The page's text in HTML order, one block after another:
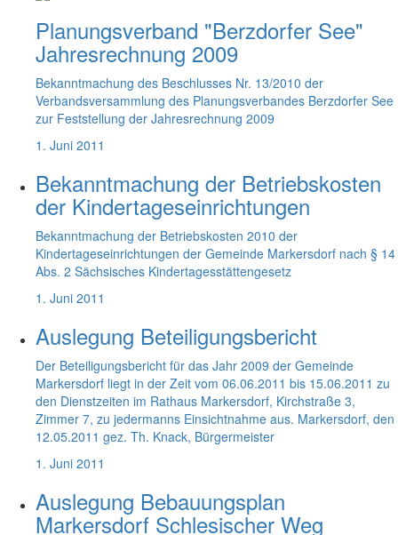
Planungsverband "Berzdorfer See"
Jahresrechnung 2009
Bekanntmachung des Beschlusses Nr. 13/2010 der
Verbandsversammlung des Planungsverbandes Berzdorfer See
zur Feststellung der Jahresrechnung 2009
1. Juni 2011
Bekanntmachung der Betriebskosten
der Kindertageseinrichtungen
Bekanntmachung der Betriebskosten 2010 der
Kindertageseinrichtungen der Gemeinde Markersdorf nach § 14
Abs. 2 Sächsisches Kindertagesstättengesetz
1. Juni 2011
Auslegung Beteiligungsbericht
Der Beteiligungsbericht für das Jahr 2009 der Gemeinde
Markersdorf liegt in der Zeit vom 06.06.2011 bis 15.06.2011 zu
den Dienstzeiten im Rathaus Markersdorf, Kirchstraße 3,
Zimmer 7, zu jedermanns Einsichtnahme aus. Markersdorf, den
12.05.2011 gez. Th. Knack, Bürgermeister
1. Juni 2011
Auslegung Bebauungsplan
Markersdorf Schlesischer Weg